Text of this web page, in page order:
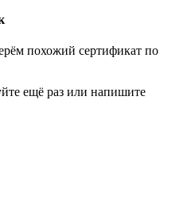
похожий сертификат по
ещё раз или напишите